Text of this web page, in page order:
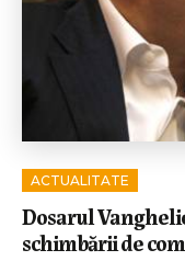
ACTUALITATE
Dosarul
schimbării de